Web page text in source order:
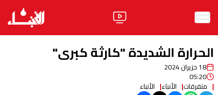
الأخبار
آراء
الحرارة الشديدة "كارثة كبرى"
18 حزيران 2024
05:20
متفرقات الأنباء الأنباء